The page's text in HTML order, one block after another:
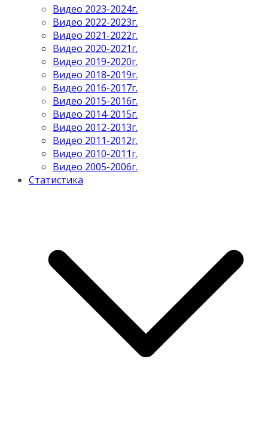
Видео 2023-2024г.
Видео 2022-2023г.
Видео 2021-2022г.
Видео 2020-2021г.
Видео 2019-2020г.
Видео 2018-2019г.
Видео 2016-2017г.
Видео 2015-2016г.
Видео 2014-2015г.
Видео 2012-2013г.
Видео 2011-2012г.
Видео 2010-2011г.
Видео 2005-2006г.
Статистика